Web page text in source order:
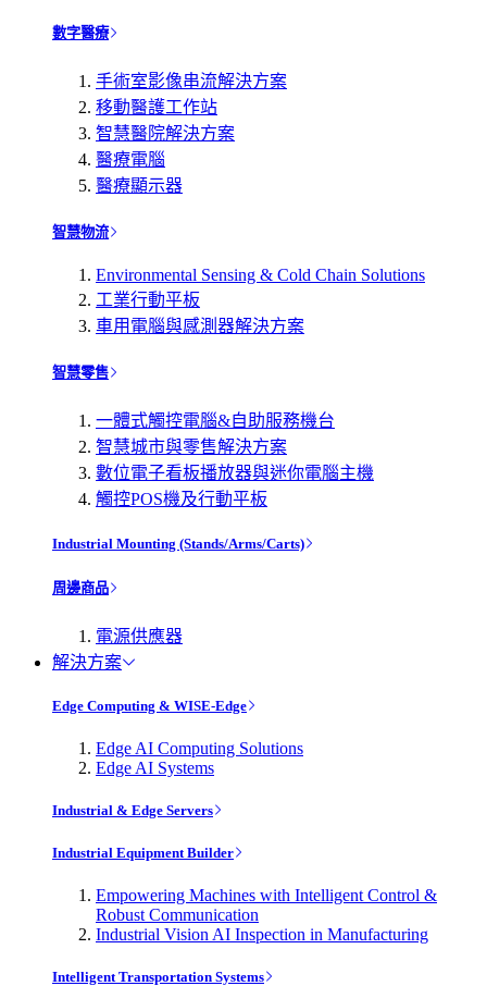
數字醫療
手術室影像串流解決方案
移動醫護工作站
智慧醫院解決方案
醫療電腦
醫療顯示器
智慧物流
Environmental Sensing & Cold Chain Solutions
工業行動平板
車用電腦與感測器解決方案
智慧零售
一體式觸控電腦&自助服務機台
智慧城市與零售解決方案
數位電子看板播放器與迷你電腦主機
觸控POS機及行動平板
Industrial Mounting (Stands/Arms/Carts)
周邊商品
電源供應器
解決方案
Edge Computing & WISE-Edge
Edge AI Computing Solutions
Edge AI Systems
Industrial & Edge Servers
Industrial Equipment Builder
Empowering Machines with Intelligent Control &
Robust Communication
Industrial Vision AI Inspection in Manufacturing
Intelligent Transportation Systems